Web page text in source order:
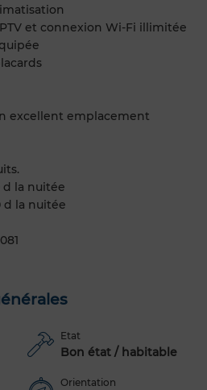
et connexion Wi-Fi illimitée
excellent emplacement
d la nuitée
d la nuitée
Etat
Bon état / habitable
Orientation